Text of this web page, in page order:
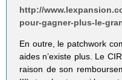
http://
pour-gagner-plus-le-
En outre, le patchwork
aides n’existe plus. Le
raison de son